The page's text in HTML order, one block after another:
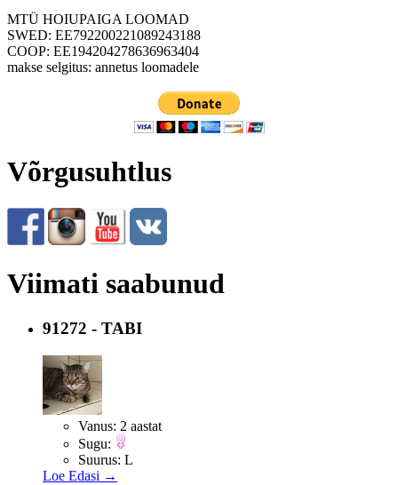
MTÜ HOIUPAIGA LOOMAD
SWED: EE792200221089243188
COOP: EE194204278636963404
makse selgitus: annetus loomadele
Võrgusuhtlus
Viimati saabunud
91272 - TABI
Vanus: 2 aastat
Sugu:
Suurus: L
Loe Edasi →